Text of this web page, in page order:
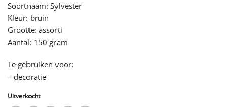
Soortnaam: Sylvester
Kleur: bruin
Grootte: assorti
Aantal: 150 gram
Te gebruiken voor:
– decoratie
Uitverkocht